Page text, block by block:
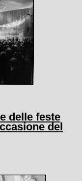
delle feste
del